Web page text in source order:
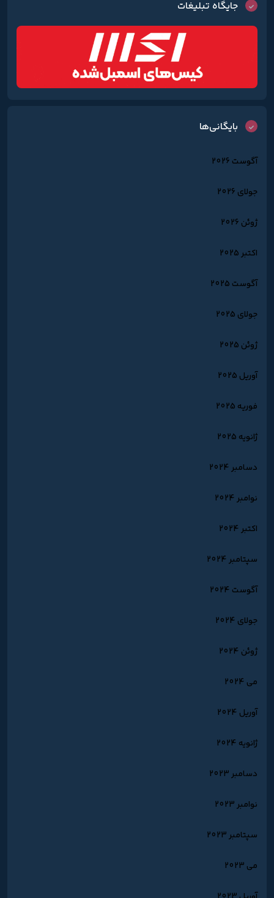
جایگاه تبلیغات
بایگانی‌ها
آگوست 2026
جولای 2026
ژوئن 2026
اکتبر 2025
آگوست 2025
جولای 2025
ژوئن 2025
آوریل 2025
فوریه 2025
ژانویه 2025
دسامبر 2024
نوامبر 2024
اکتبر 2024
سپتامبر 2024
آگوست 2024
جولای 2024
ژوئن 2024
می 2024
آوریل 2024
ژانویه 2024
دسامبر 2023
نوامبر 2023
سپتامبر 2023
می 2023